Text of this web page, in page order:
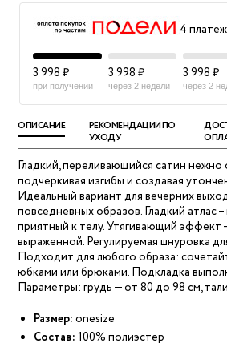
4
3 998 ₽
при получении
3 998 ₽
через 2 недели
3 998 ₽
через 2
ОПИСАНИЕ
РЕКОМЕНДАЦИИ ПО
УХОДУ
Гладкий, переливающийся сатин нежно
подчеркивая изгибы и создавая
Идеальный вариант для вечерних
повседневных образов. Гладкий атлас
приятный к телу. Утягивающий эффект
выраженной. Регулируемая шнуровка
Подходит для любого образа:
юбками или брюками. Подкладка
Параметры: грудь — от 80 до 98 см,
Размер: onesize
Состав: 100% полиэстер